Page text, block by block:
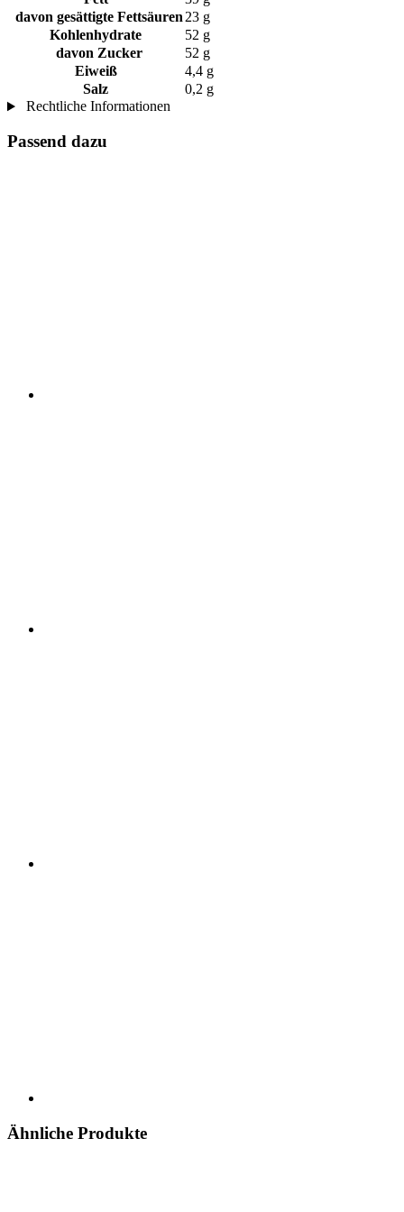
davon gesättigte Fettsäuren 23 g
Kohlenhydrate
52 g
davon Zucker
52 g
Eiweiß
4,4 g
Salz
0,2 g
Rechtliche Informationen
Passend dazu
Ähnliche Produkte